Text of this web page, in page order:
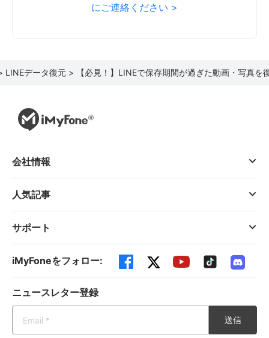
にご連絡ください >
LINEデータ復元 > 【必見！】LINEで保存期間が過ぎた動画・写真を
会社情報
人気記事
サポート
iMyFoneをフォロー:
ニュースレター登録
送信